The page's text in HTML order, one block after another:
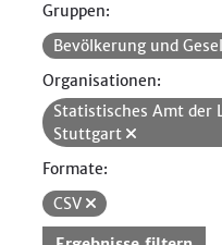
Gruppen:
Bevölkerung und
Organisationen:
Statistisches Amt der
Stuttgart
Formate:
CSV